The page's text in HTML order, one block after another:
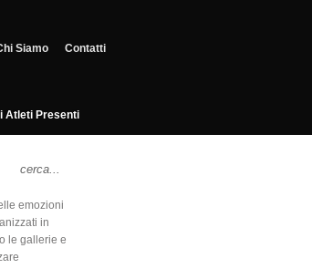
Siamo Contatti
Atleti Presenti
emozioni
in
le gallerie e